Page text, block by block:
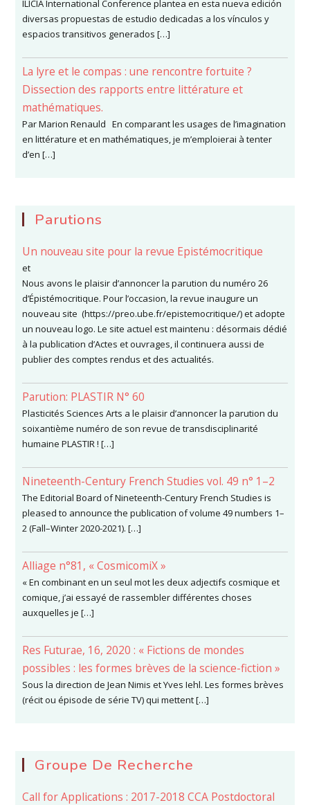
ILICIA International Conference plantea en esta nueva edición
diversas propuestas de estudio dedicadas a los vínculos y
espacios transitivos generados […]
La lyre et le compas : une rencontre fortuite ?
Dissection des rapports entre littérature et
mathématiques.
Par Marion Renauld En comparant les usages de l’imagination
en littérature et en mathématiques, je m’emploierai à tenter
d’en […]
Parutions
Un nouveau site pour la revue Epistémocritique
et
Nous avons le plaisir d’annoncer la parution du numéro 26
d’Épistémocritique. Pour l’occasion, la revue inaugure un
nouveau site (https://preo.ube.fr/epistemocritique/) et adopte
un nouveau logo. Le site actuel est maintenu : désormais dédié
à la publication d’Actes et ouvrages, il continuera aussi de
publier des comptes rendus et des actualités.
Parution: PLASTIR N° 60
Plasticités Sciences Arts a le plaisir d’annoncer la parution du
soixantième numéro de son revue de transdisciplinarité
humaine PLASTIR ! […]
Nineteenth-Century French Studies vol. 49 n° 1–2
The Editorial Board of Nineteenth-Century French Studies is
pleased to announce the publication of volume 49 numbers 1–
2 (Fall–Winter 2020-2021). […]
Alliage n°81, « CosmicomiX »
« En combinant en un seul mot les deux adjectifs cosmique et
comique, j’ai essayé de rassembler différentes choses
auxquelles je […]
Res Futurae, 16, 2020 : « Fictions de mondes
possibles : les formes brèves de la science-fiction »
Sous la direction de Jean Nimis et Yves Iehl. Les formes brèves
(récit ou épisode de série TV) qui mettent […]
Groupe De Recherche
Call for Applications : 2017-2018 CCA Postdoctoral